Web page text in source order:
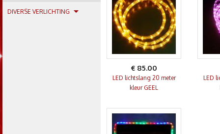
DIVERSE VERLICHTING
€ 85.00
LED lichtslang 20 meter
kleur GEEL
LED